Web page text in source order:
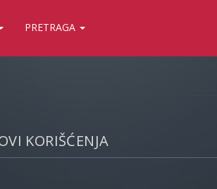
PRETRAGA
KORIŠĆENJA